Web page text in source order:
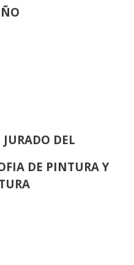
DEL
DE PINTURA Y